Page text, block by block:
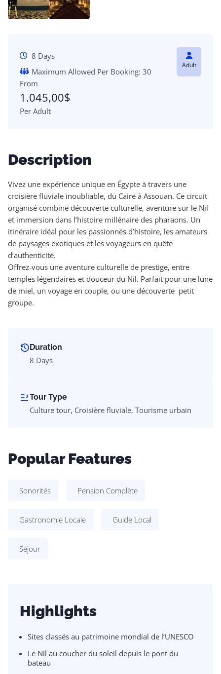
8 Days
Maximum Allowed Per Booking: 30
Adult
From
1.045,00$
Per Adult
Description
Vivez une expérience unique en Égypte à travers une
croisière fluviale inoubliable, du Caire à Assouan. Ce circuit
organisé combine découverte culturelle, aventure sur le Nil
et immersion dans l’histoire millénaire des pharaons. Un
itinéraire idéal pour les passionnés d’histoire, les amateurs
de paysages exotiques et les voyageurs en quête
d’authenticité.
Offrez-vous une aventure culturelle de prestige, entre
temples légendaires et douceur du Nil. Parfait pour une lune
de miel, un voyage en couple, ou une découverte petit
groupe.
Duration
8 Days
Tour Type
Culture tour, Croisière fluviale, Tourisme urbain
Popular Features
Sonorités Pension Complète
Gastronomie Locale Guide Local
Séjour
Highlights
Sites classés au patrimoine mondial de l’UNESCO
Le Nil au coucher du soleil depuis le pont du
bateau